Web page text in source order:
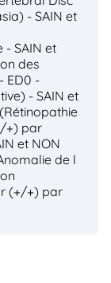
- SAIN et
SAIN et
des
ED0 -
- SAIN et
(Rétinopathie
+) par
et NON
de l
(+/+) par